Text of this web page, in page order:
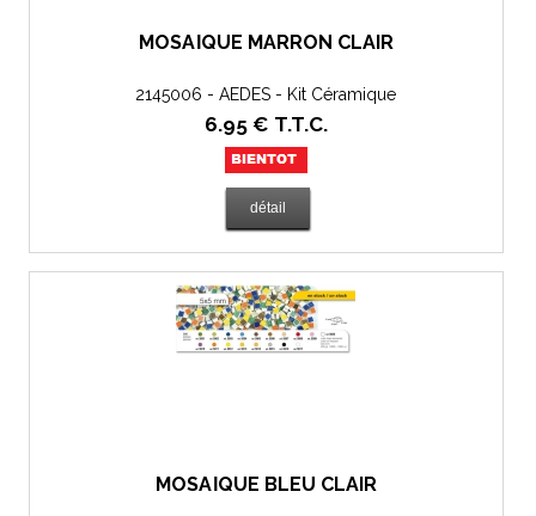
MOSAÏQUE MARRON CLAIR
2145006 - AEDES - Kit Céramique
6.95 € T.T.C.
MOSAÏQUE BLEU CLAIR